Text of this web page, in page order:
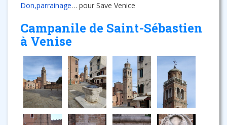
Don,parrainage… pour Save Venice
Campanile de Saint-Sébastien
à Venise